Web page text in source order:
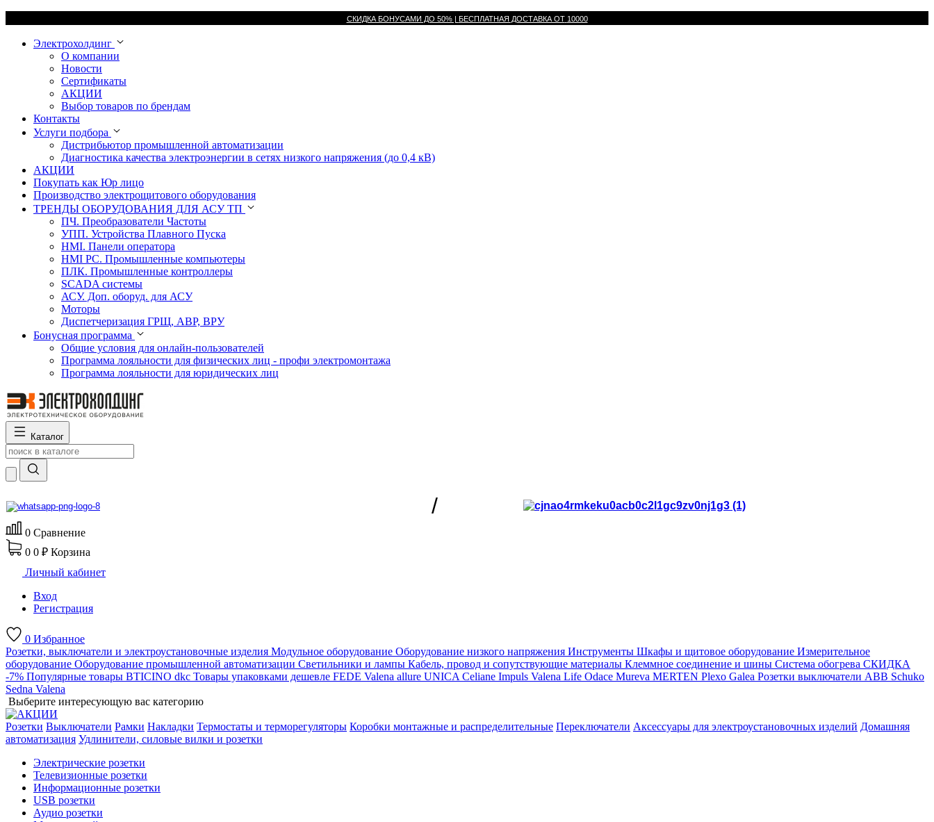
СКИДКА БОНУСАМИ ДО 50% | БЕСПЛАТНАЯ ДОСТАВКА ОТ 10000
Электрохолдинг
О компании
Новости
Сертификаты
АКЦИИ
Выбор товаров по брендам
Контакты
Услуги подбора
Дистрибьютор промышленной автоматизации
Диагностика качества электроэнергии в сетях низкого напряжения (до 0,4 кВ)
АКЦИИ
Покупать как Юр лицо
Производство электрощитового оборудования
ТРЕНДЫ ОБОРУДОВАНИЯ ДЛЯ АСУ ТП
ПЧ. Преобразователи Частоты
УПП. Устройства Плавного Пуска
HMI. Панели оператора
HMI РС. Промышленные компьютеры
ПЛК. Промышленные контроллеры
SCADA системы
АСУ. Доп. оборуд. для АСУ
Моторы
Диспетчеризация ГРЩ, АВР, ВРУ
Бонусная программа
Общие условия для онлайн-пользователей
Программа лояльности для физических лиц - профи электромонтажа
Программа лояльности для юридических лиц
Каталог
/
0 Сравнение
0 0 ₽ Корзина
Личный кабинет
Вход
Регистрация
0 Избранное
Розетки, выключатели и электроустановочные изделия Модульное оборудование Оборудование низкого напряжения Инструменты Шкафы и щитовое оборудование Измерительное
оборудование Оборудование промышленной автоматизации Светильники и лампы Кабель, провод и сопутствующие материалы Клеммное соединение и шины Система обогрева СКИДКА
-7% Популярные товары BTICINO dkc Товары упаковками дешевле FEDE Valena allure UNICA Celiane Impuls Valena Life Odace Mureva MERTEN Plexo Galea Розетки выключатели ABB Schuko
Sedna Valena
Выберите интересующую вас категорию
Розетки Выключатели Рамки Накладки Термостаты и терморегуляторы Коробки монтажные и распределительные Переключатели Аксессуары для электроустановочных изделий Домашняя
автоматизация Удлинители, силовые вилки и розетки
Электрические розетки
Телевизионные розетки
Информационные розетки
USB розетки
Аудио розетки